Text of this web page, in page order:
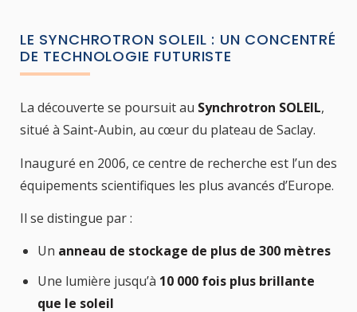
LE SYNCHROTRON SOLEIL : UN CONCENTRÉ
DE TECHNOLOGIE FUTURISTE
La découverte se poursuit au Synchrotron SOLEIL,
situé à Saint-Aubin, au cœur du plateau de Saclay.
Inauguré en 2006, ce centre de recherche est l’un des
équipements scientifiques les plus avancés d’Europe.
Il se distingue par :
Un anneau de stockage de plus de 300 mètres
Une lumière jusqu’à 10 000 fois plus brillante
que le soleil